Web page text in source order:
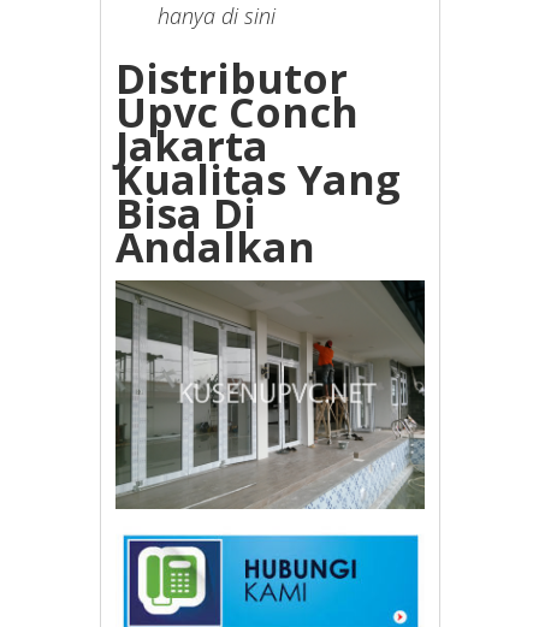
hanya di sini
Distributor
Upvc Conch
Jakarta
Kualitas Yang
Bisa Di
Andalkan